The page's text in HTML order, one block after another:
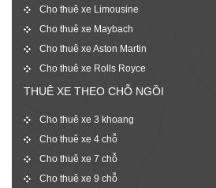
Cho thuê xe Limousine
Cho thuê xe Maybach
Cho thuê xe Aston Martin
Cho thuê xe Rolls Royce
THUÊ XE THEO CHỖ NGỒI
Cho thuê xe 3 khoang
Cho thuê xe 4 chỗ
Cho thuê xe 7 chỗ
Cho thuê xe 9 chỗ